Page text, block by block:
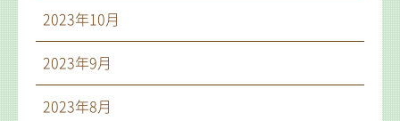
2023年10月
2023年9月
2023年8月